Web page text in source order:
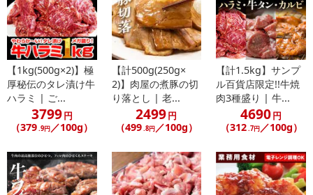
【1kg(500g×2)】極
厚秘伝のタレ漬け牛
ハラミ | ご...
3799円
（379.9円／100g）
【計500g(250g×
2)】肉屋の煮豚の切
り落とし | 老...
2499円
（499.8円／100g）
【計1.5kg】サンプ
ル百貨店限定!!牛焼
肉3種盛り | 牛...
4690円
（312.7円／100g）